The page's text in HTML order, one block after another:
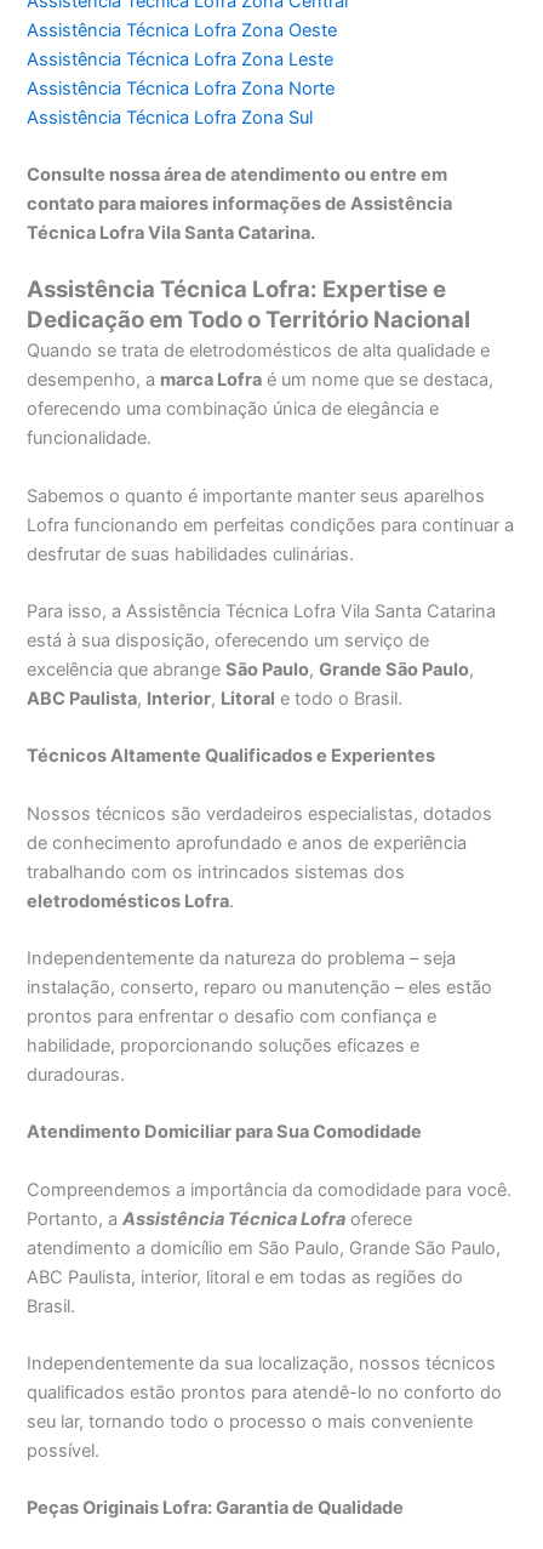
Assistência Técnica Lofra Zona Oeste
Assistência Técnica Lofra Zona Leste
Assistência Técnica Lofra Zona Norte
Assistência Técnica Lofra Zona Sul
Consulte nossa área de atendimento ou entre em
contato para maiores informações de Assistência
Técnica Lofra Vila Santa Catarina.
Assistência Técnica Lofra: Expertise e
Dedicação em Todo o Território Nacional
Quando se trata de eletrodomésticos de alta qualidade e
desempenho, a marca Lofra é um nome que se destaca,
oferecendo uma combinação única de elegância e
funcionalidade.
Sabemos o quanto é importante manter seus aparelhos
Lofra funcionando em perfeitas condições para continuar a
desfrutar de suas habilidades culinárias.
Para isso, a Assistência Técnica Lofra Vila Santa Catarina
está à sua disposição, oferecendo um serviço de
excelência que abrangeSão Paulo,Grande São Paulo,
ABC Paulista, Interior, Litoral e todo o Brasil.
Técnicos Altamente Qualificados e Experientes
Nossos técnicos são verdadeiros especialistas, dotados
de conhecimento aprofundado e anos de experiência
trabalhando com os intrincados sistemas dos
eletrodomésticos Lofra.
Independentemente da natureza do problema – seja
instalação, conserto, reparo ou manutenção – eles estão
prontos para enfrentar o desafio com confiança e
habilidade, proporcionando soluções eficazes e
duradouras.
Atendimento Domiciliar para Sua Comodidade
Compreendemos a importância da comodidade para você.
Portanto, aAssistência Técnica Lofra oferece
atendimento a domicílio em São Paulo, Grande São Paulo,
ABC Paulista, interior, litoral e em todas as regiões do
Brasil.
Independentemente da sua localização, nossos técnicos
qualificados estão prontos para atendê-lo no conforto do
seu lar, tornando todo o processo o mais conveniente
possível.
Peças Originais Lofra: Garantia de Qualidade